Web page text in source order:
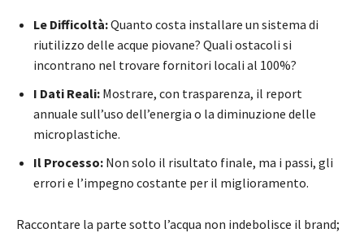
Le Difficoltà:Quanto costa installare un sistema di
riutilizzo delle acque piovane? Quali ostacoli si
incontrano nel trovare fornitori locali al 100%?
I Dati Reali: Mostrare, con trasparenza, il report
annuale sull’uso dell’energia o la diminuzione delle
microplastiche.
Il Processo: Non solo il risultato finale, ma i passi, gli
errori e l’impegno costante per il miglioramento.
Raccontare la parte sotto l’acqua non indebolisce il brand;